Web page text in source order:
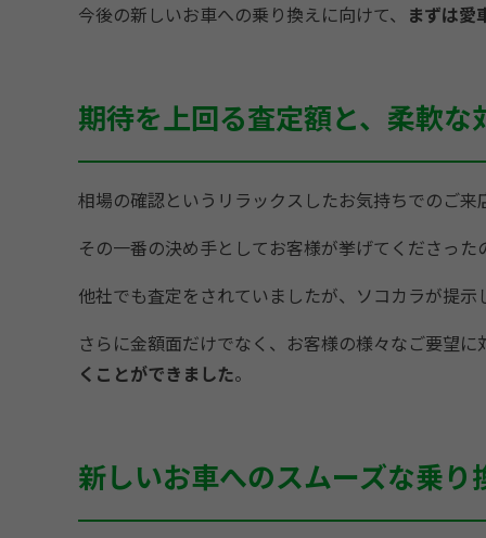
今後の新しいお車への乗り換えに向けて、 まずは愛
期待を上回る査定額と、柔軟な
相場の確認というリラックスしたお気持ちでのご
その一番の決め手としてお客様が挙げてくださった
他社でも査定をされていましたが、ソコカラが提
さらに金額面だけでなく、お客様の様々なご要望
くことができました。
新しいお車へのスムーズな乗り